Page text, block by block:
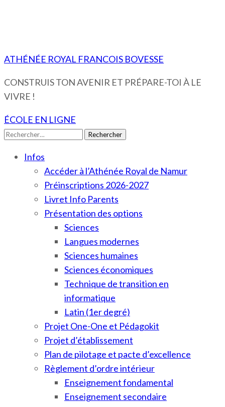
ATHÉNÉE ROYAL FRANCOIS BOVESSE
CONSTRUIS TON AVENIR ET PRÉPARE-TOI À LE
VIVRE !
ÉCOLE EN LIGNE
Rechercher :
Infos
Accéder à l’Athénée Royal de Namur
Préinscriptions 2026-2027
Livret Info Parents
Présentation des options
Sciences
Langues modernes
Sciences humaines
Sciences économiques
Technique de transition en
informatique
Latin (1er degré)
Projet One-One et Pédagokit
Projet d’établissement
Plan de pilotage et pacte d’excellence
Règlement d’ordre intérieur
Enseignement fondamental
Enseignement secondaire